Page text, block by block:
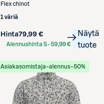
Flex chinot
1 väriä
Hinta79,99 €
Alennushinta S-59,99 €
Näytä
tuote
Asiakasomistaja-alennus−50%